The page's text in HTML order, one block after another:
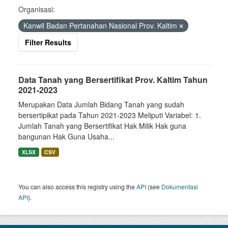
Organisasi:
Kanwil Badan Pertanahan Nasional Prov. Kaltim
Filter Results
Data Tanah yang Bersertifikat Prov. Kaltim Tahun
2021-2023
Merupakan Data Jumlah Bidang Tanah yang sudah
bersertipikat pada Tahun 2021-2023 Meliputi Variabel: 1.
Jumlah Tanah yang Bersertifikat Hak Milik Hak guna
bangunan Hak Guna Usaha...
XLSX CSV
You can also access this registry using theAPI (see Dokumentasi
API).